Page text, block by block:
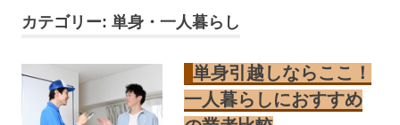
カテゴリー: 単身・一人暮らし
単身引越しならここ！
一人暮らしにおすすめ